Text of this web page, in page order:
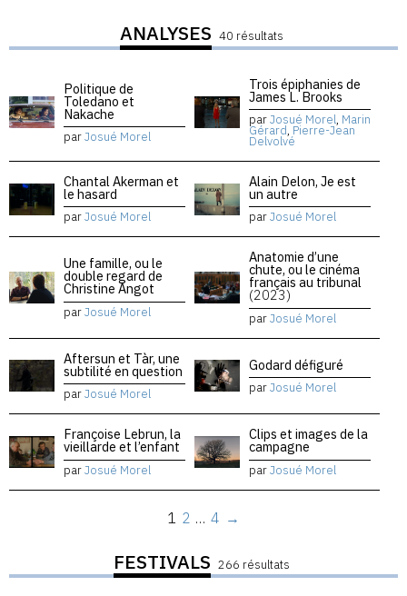
ANALYSES 40 résultats
Politique de
Toledano et
Nakache
parJosué Morel
Trois épiphanies de
James L. Brooks
parJosué Morel, Marin
Gérard, Pierre-Jean
Delvolvé
Chantal Akerman et
le hasard
parJosué Morel
Alain Delon, Je est
un autre
parJosué Morel
Une famille, ou le
double regard de
Christine Angot
parJosué Morel
Anatomie d’une
chute, ou le cinéma
français au tribunal
(2023)
parJosué Morel
Aftersun et Tàr, une
subtilité en question
parJosué Morel
Godard défiguré
parJosué Morel
Françoise Lebrun, la
vieillarde et l’enfant
parJosué Morel
Clips et images de la
campagne
parJosué Morel
1 2 … 4 →
FESTIVALS 266 résultats